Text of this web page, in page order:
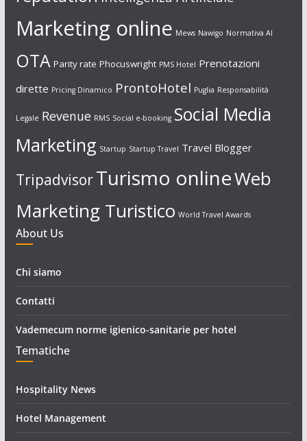
Marketing online Mews Nawigo Normativa AI
OTA Parity rate Phocuswright PMS Hotel Prenotazioni
dirette Pricing Dinamico ProntoHotel Puglia Responsabilità
Legale Revenue RMS Social e-booking Social Media
Marketing Startup Startup Travel Travel Blogger
TripadvisorTurismo onlineWeb
Marketing Turistico World Travel Awards
About Us
Chi siamo
Contatti
Vademecum norme igienico-sanitarie per hotel
Tematiche
Hospitality News
Hotel Management